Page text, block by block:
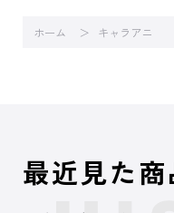
ホーム キャラアニ
最近見た商